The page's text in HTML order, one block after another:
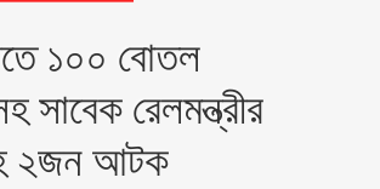
১০০ বোতল
সাবেক রেলমন্ত্রীর
২জন আটক